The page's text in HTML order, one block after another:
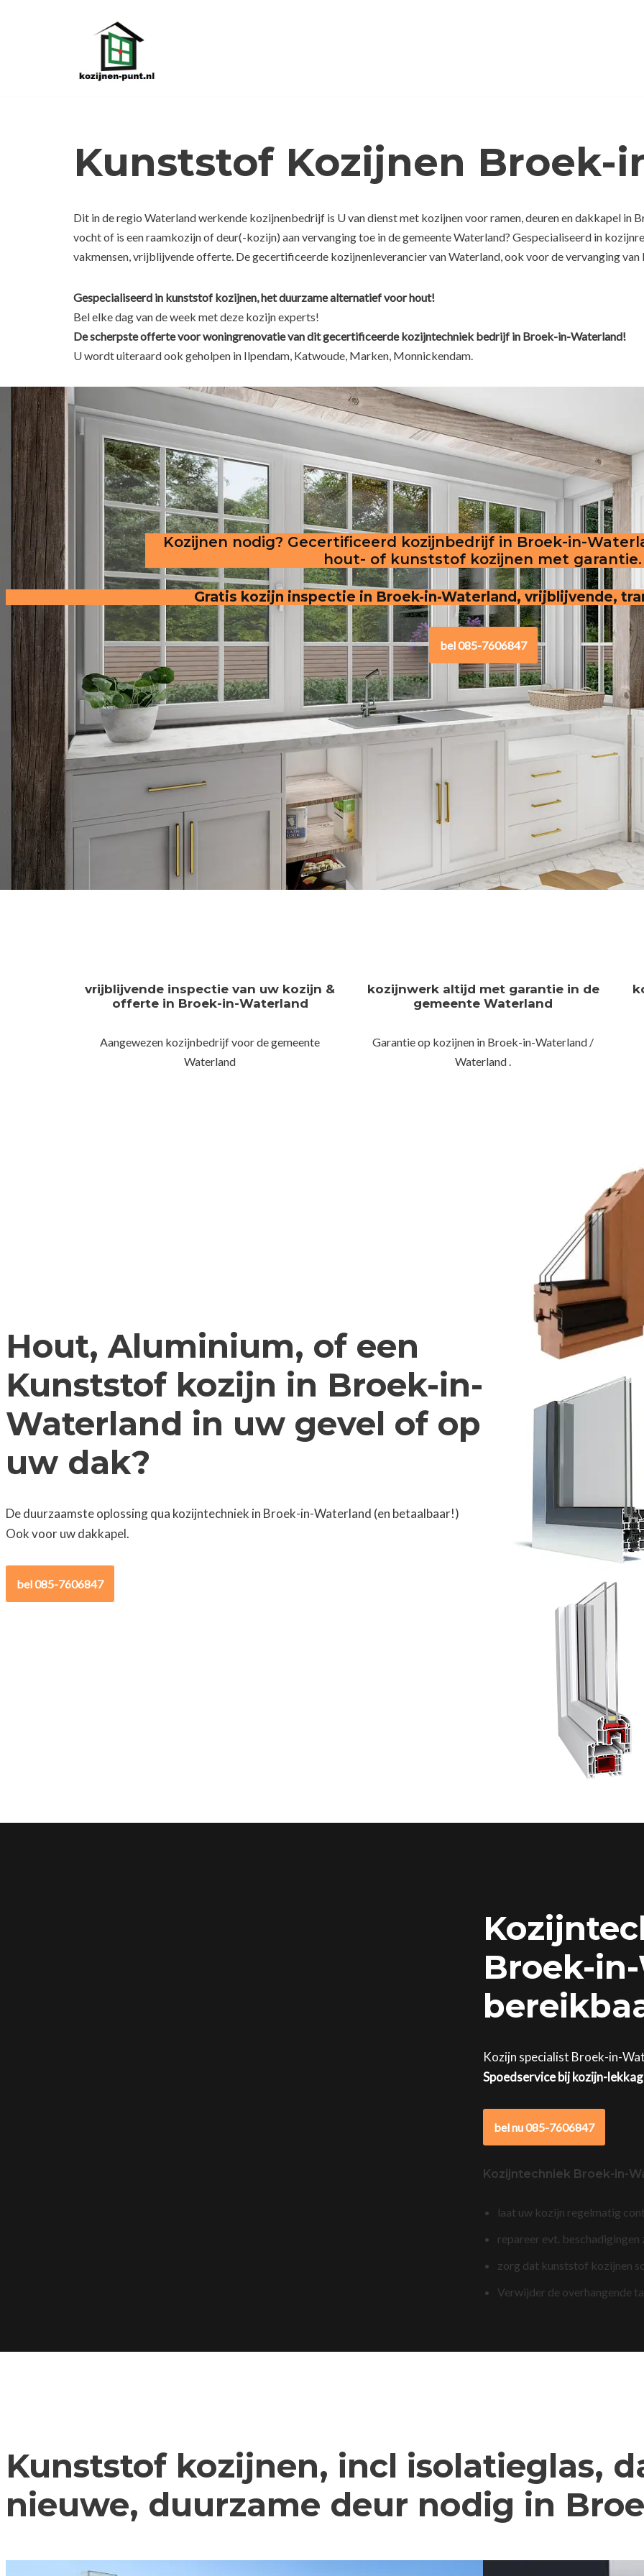
Kunststof Kozijnen Broek-
Dit in de regio Waterland werkende kozijnenbedrijf is U van dienst met kozijnen voor ramen, deuren en dakkapel in
vocht of is een raamkozijn of deur(-kozijn) aan vervanging toe in de gemeente Waterland? Gespecialiseerd in
vakmensen, vrijblijvende offerte. De gecertificeerde kozijnenleverancier van Waterland, ook voor de vervanging van
Gespecialiseerd in kunststof kozijnen, het duurzame alternatief voor hout!
Bel elke dag van de week met deze kozijn experts!
De scherpsteofferte voor woningrenovatie van dit gecertificeerde kozijntechniek bedrijf in Broek-in-Waterland!
U wordt uiteraard ook geholpen in Ilpendam, Katwoude, Marken, Monnickendam.
Kozijnen nodig? Gecertificeerd kozijnbedrijf in Broek-in-
hout- of kunststof kozijnen met garantie.
Gratis kozijn inspectie in Broek-in-Waterland, vrijblijvende,
bel 085-7606847
vrijblijvende inspectie van uw kozijn &
offerte in Broek-in-Waterland
Aangewezen kozijnbedrijf voor de gemeente
Waterland
kozijnwerk altijd met garantie in de
gemeente Waterland
Garantie op kozijnen in Broek-in-Waterland /
Waterland .
Hout, Aluminium, of een
Kunststof kozijn in Broek-in-
Waterland in uw gevel of op
uw dak?
De duurzaamste oplossing qua kozijntechniek in Broek-in-Waterland (en betaalbaar!)
Ook voor uw dakkapel.
bel 085-7606847
Broek-
Kozijn specialist Broek-in-
Spoedservice bij kozijn-
bel nu 085-7606847
Kozijntechniek Broek-in-
laat uw kozijn regelmatig
repareer evt.
zorg dat kunststof kozijnen
Verwijder de overhangende
Kunststof kozijnen, incl isolatieglas,
nieuwe, duurzame deur nodig in